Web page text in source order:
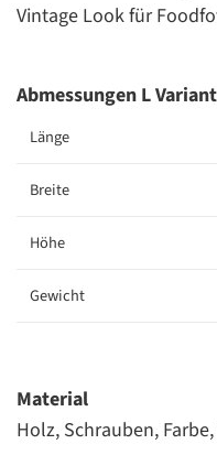
Vintage Look für
Abmessungen L
Länge
Breite
Höhe
Gewicht
Material
Holz, Schrauben,